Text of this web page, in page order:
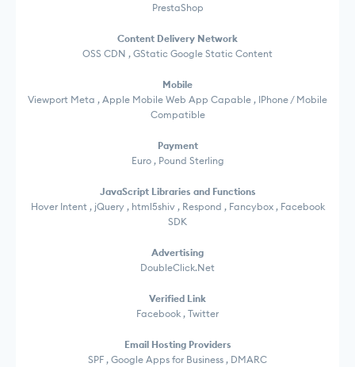
PrestaShop
Content Delivery Network
OSS CDN , GStatic Google Static Content
Mobile
Viewport Meta , Apple Mobile Web App Capable , IPhone / Mobile
Compatible
Payment
Euro , Pound Sterling
JavaScript Libraries and Functions
Hover Intent , jQuery , html5shiv , Respond , Fancybox , Facebook
SDK
Advertising
DoubleClick.Net
Verified Link
Facebook , Twitter
Email Hosting Providers
SPF , Google Apps for Business , DMARC